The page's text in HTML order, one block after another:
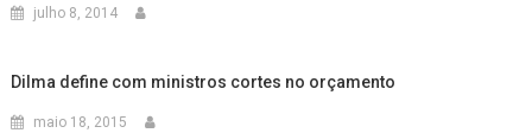
julho 8, 2014
Dilma define com ministros cortes no orçamento
maio 18, 2015